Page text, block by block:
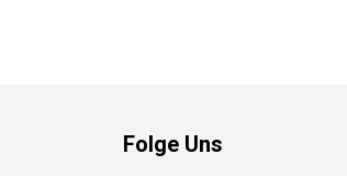
Folge Uns